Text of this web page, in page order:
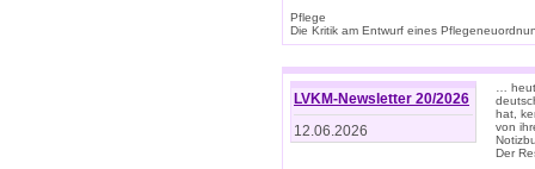
Pflege
Die Kritik am Entwurf eines
LVKM-Newsletter 20/2026
12.06.2026
…
hat,
von
Der